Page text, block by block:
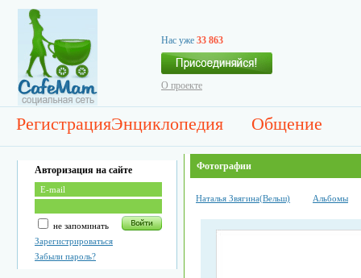
Нас уже 33 863
О проекте
РегистрацияЭнциклопедия Общение
Авторизация на сайте
не запоминать
Зарегистрироваться
Забыли пароль?
Фотографии
Наталья Звягина(Вельш) Альбомы